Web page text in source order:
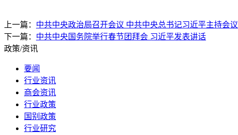
上一篇： 中共中央政治局召开会议 中共中央总书记习近平主持会议
下一篇： 中共中央国务院举行春节团拜会 习近平发表讲话
政策/资讯
要闻
行业资讯
商会资讯
行业政策
国别政策
行业研究